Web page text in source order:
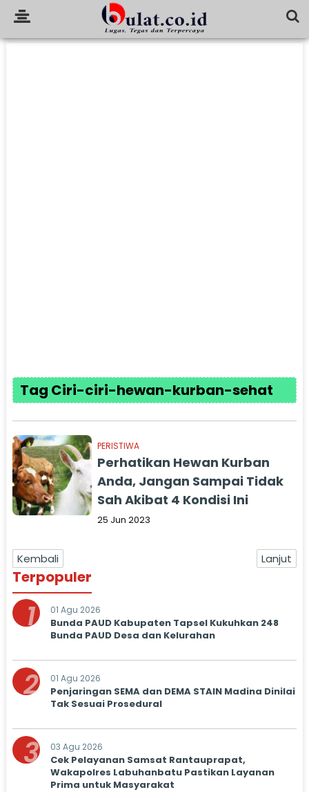
Tag Ciri-ciri-hewan-kurban-sehat
PERISTIWA
Perhatikan Hewan Kurban
Anda, Jangan Sampai Tidak
Sah Akibat 4 Kondisi Ini
25 Jun 2023
Kembali Lanjut
Terpopuler
1 01 Agu 2026
Bunda PAUD Kabupaten Tapsel Kukuhkan 248
Bunda PAUD Desa dan Kelurahan
2 01 Agu 2026
Penjaringan SEMA dan DEMA STAIN Madina Dinilai
Tak Sesuai Prosedural
3 03 Agu 2026
Cek Pelayanan Samsat Rantauprapat,
Wakapolres Labuhanbatu Pastikan Layanan
Prima untuk Masyarakat